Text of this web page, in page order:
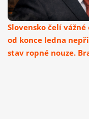
Slovensko čelí
od konce ledna
stav ropné nouze.